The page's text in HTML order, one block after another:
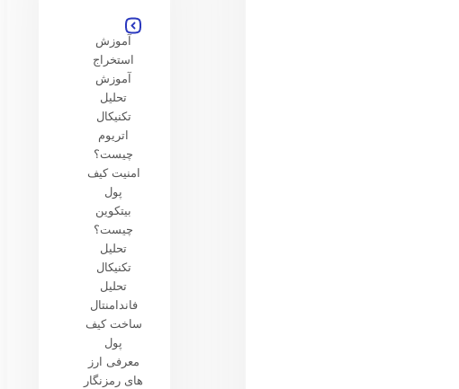
آموزش
استخراج
آموزش
تحلیل
تکنیکال
اتریوم
چیست؟
امنیت کیف
پول
بیتکوین
چیست؟
تحلیل
تکنیکال
تحلیل
فاندامنتال
ساخت کیف
پول
معرفی ارز
های رمزنگار